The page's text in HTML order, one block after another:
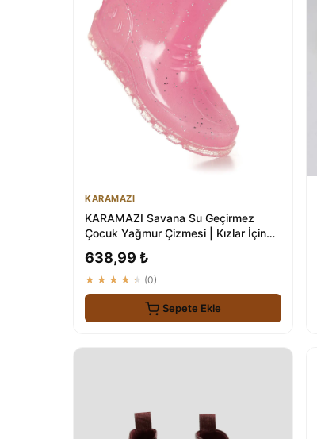
KARAMAZI
KARAMAZI Savana Su Geçirmez
Çocuk Yağmur Çizmesi | Kızlar İçin
638,99 ₺
★★★★★ (0)
Sepete Ekle